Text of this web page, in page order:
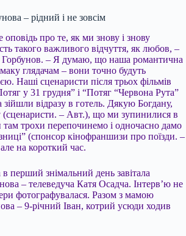
– рідний і не зовсім
оповідь про те, як ми знову і знову
такого важливого відчуття, як любов, –
– Я думаю, що наша романтична
глядачам – вони точно будуть
Наші сценаристи після трьох фільмів
у 31 грудня” і “Потяг “Червона Рута”
зійшли відразу в готель. Дякую Богдану,
(сценаристи. – Авт.), що ми зупинилися в
там трохи перепочинемо і одночасно дамо
(спонсор кінофраншизи про поїзди. –
на короткий час.
перший знімальний день завітала
– телеведуча Катя Осадча. Інтерв’ю не
фотографувалася. Разом з мамою
– 9-річний Іван, котрий усюди ходив